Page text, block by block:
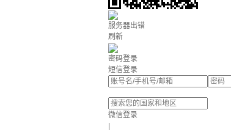
服务器出错
刷新
密码登录
短信登录
微信登录